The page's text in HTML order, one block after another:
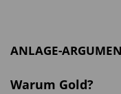
ANLAGE-
Warum Gold?